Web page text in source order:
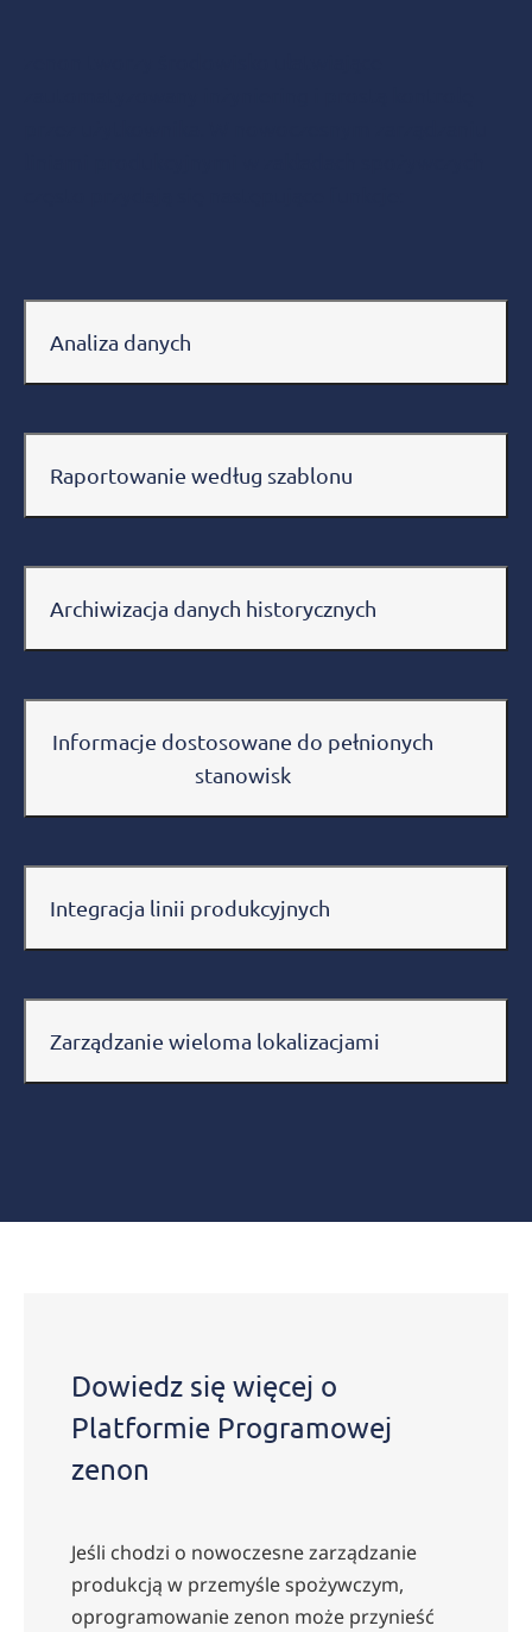
Analiza danych
Raportowanie według szablonu
Archiwizacja danych historycznych
Informacje dostosowane do pełnionych
stanowisk
Integracja linii produkcyjnych
Zarządzanie wieloma lokalizacjami
Dowiedz się więcej o
Platformie Programowej
zenon
Jeśli chodzi o nowoczesne zarządzanie
produkcją w przemyśle spożywczym,
oprogramowanie zenon może przynieść